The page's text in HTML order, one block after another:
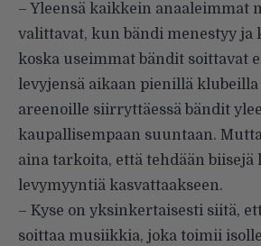
– Yleensä kaikkein anaaleimmat
valittavat, kun bändi menestyy ja
koska useimmat bändit soittavat
levyjensä aikaan pienillä
areenoille siirryttäessä bändit
kaupallisempaan suuntaan.
aina tarkoita, että tehdään
levymyyntiä kasvattaakseen.
– Kyse on yksinkertaisesti siitä,
soittaa musiikkia, joka toimii